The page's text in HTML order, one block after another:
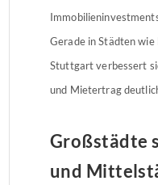
Gerade in Städten
Stuttgart verbessert
und Mietertrag
Großstädte
und